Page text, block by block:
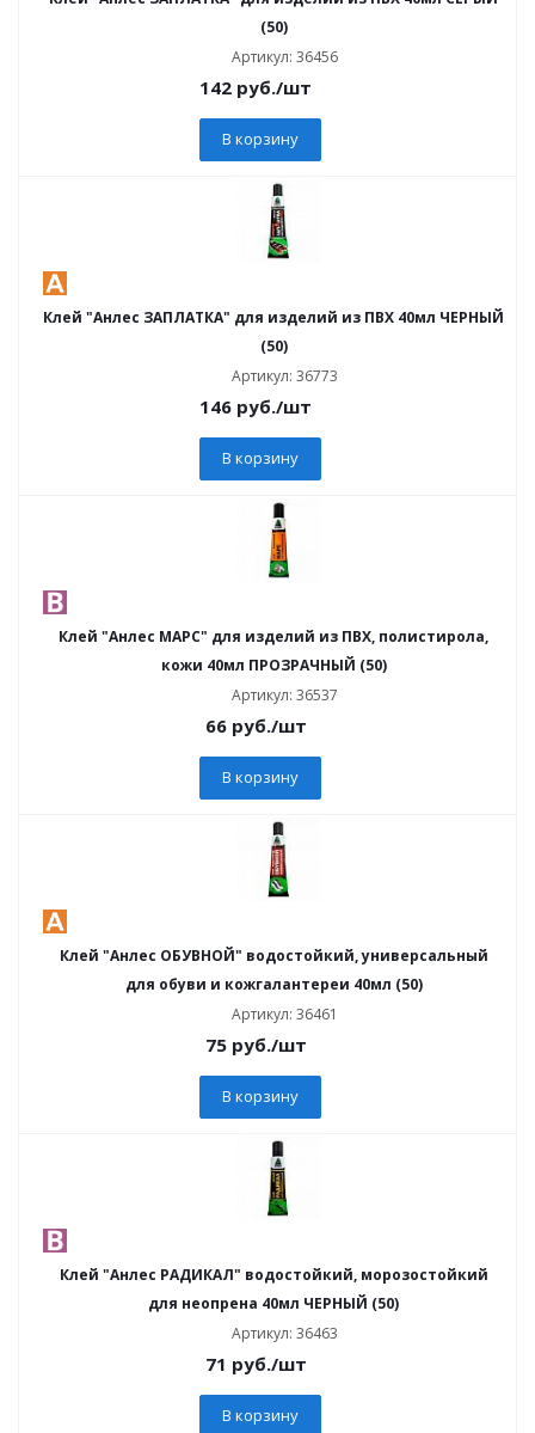
(50)
Артикул: 36456
142 руб./шт
В корзину
Клей "Анлес ЗАПЛАТКА" для изделий из ПВХ 40мл ЧЕРНЫЙ
(50)
Артикул: 36773
146 руб./шт
В корзину
Клей "Анлес МАРС" для изделий из ПВХ, полистирола,
кожи 40мл ПРОЗРАЧНЫЙ (50)
Артикул: 36537
66руб./шт
В корзину
Клей "Анлес ОБУВНОЙ" водостойкий, универсальный
для обуви и кожгалантереи 40мл (50)
Артикул: 36461
75руб./шт
В корзину
Клей "Анлес РАДИКАЛ" водостойкий, морозостойкий
для неопрена 40мл ЧЕРНЫЙ (50)
Артикул: 36463
71 руб./шт
В корзину